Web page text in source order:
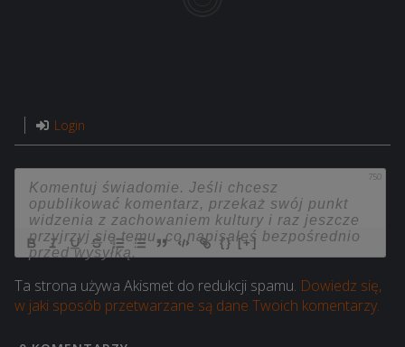
Login
750
{} [+]
Ta strona używa Akismet do redukcji spamu. Dowiedz się,
w jaki sposób przetwarzane są dane Twoich komentarzy.